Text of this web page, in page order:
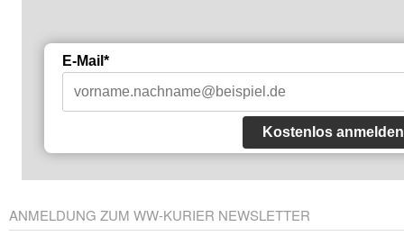
E-Mail*
Kostenlos anmelden
ANMELDUNG ZUM WW-KURIER NEWSLETTER